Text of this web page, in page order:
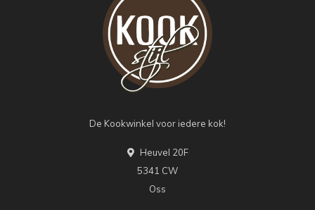
De Kookwinkel voor iedere kok!
Heuvel 20F
5341 CW
Oss